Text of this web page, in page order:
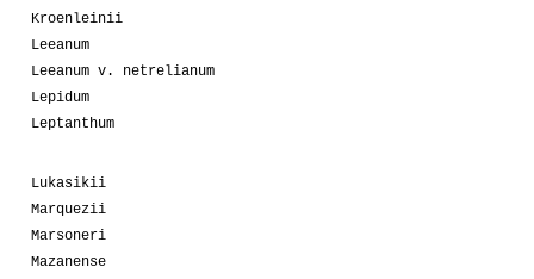
Kroenleinii
Leeanum
Leeanum v. netrelianum
Lepidum
Leptanthum
Lukasikii
Marquezii
Marsoneri
Mazanense